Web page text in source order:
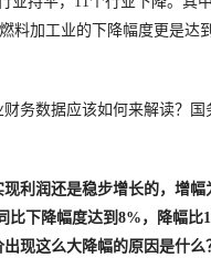
料加工业的下降幅度更是达
务数据应该如何来解读？国
利润还是稳步增长的，增幅
比下降幅度达到8%，降幅比
现这么大降幅的原因是什么